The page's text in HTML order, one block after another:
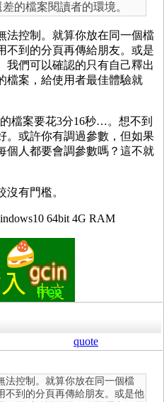
的檔案閱讀者的環境。
法控制。就算你放在同一個檔
不到的分頁再傳給朋友。或是
我們可以確認的只有自己釋出
檔案，給使用者最佳體驗就
檔案要花3分16秒…。想不到
。或許你有調過參數，但如果
個人都要會調參數嗎？這不就
有門檻。
64bit 4G RAM
quote
法控制。就算你放在同一個檔
不到的分頁再傳給朋友。或是他